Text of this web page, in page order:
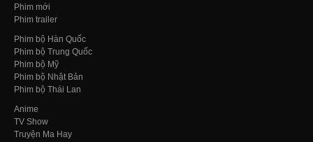
Phim mới
Phim trailer
Phim bộ Hàn Quốc
Phim bộ Trung Quốc
Phim bộ Mỹ
Phim bộ Nhật Bản
Phim bộ Thái Lan
Anime
TV Show
Truyện Ma Hay